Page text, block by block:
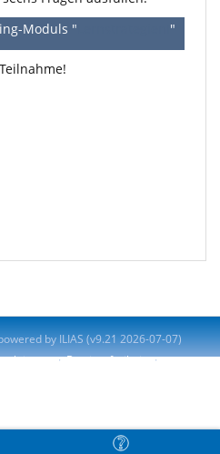
Moduls "
"
by ILIAS (v9.21 2026-07-07)
Barrierefreiheit